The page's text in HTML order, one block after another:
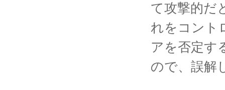
て攻撃的だ
れをコント
アを否定す
ので、誤解